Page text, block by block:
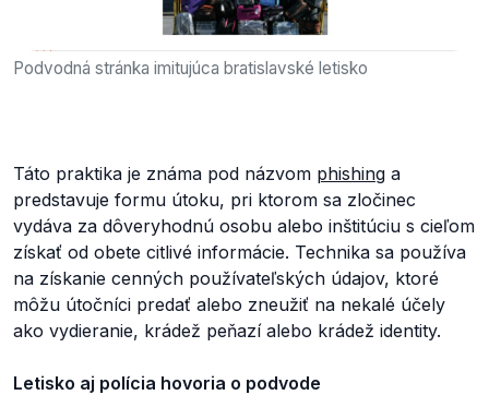
Podvodná stránka imitujúca bratislavské letisko
Táto praktika je známa pod názvom phishing a
predstavuje formu útoku, pri ktorom sa zločinec
vydáva za dôveryhodnú osobu alebo inštitúciu s cieľom
získať od obete citlivé informácie. Technika sa používa
na získanie cenných používateľských údajov, ktoré
môžu útočníci predať alebo zneužiť na nekalé účely
ako vydieranie, krádež peňazí alebo krádež identity.
Letisko aj polícia hovoria o podvode